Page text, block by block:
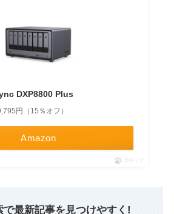
DXP8800 Plus
円（15％オフ）
Amazon
ポチップ
最新記事を見つけやすく!